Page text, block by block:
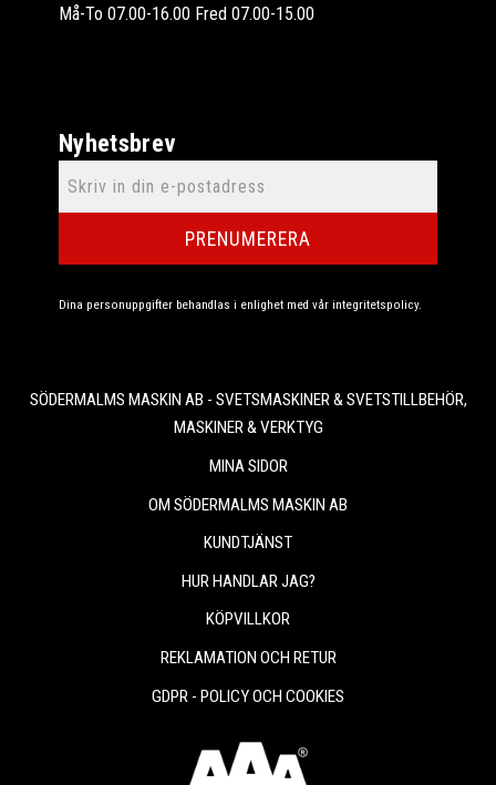
Må-To 07.00-16.00 Fred 07.00-15.00
Nyhetsbrev
PRENUMERERA
Dina personuppgifter behandlas i enlighet med vår integritetspolicy.
SÖDERMALMS MASKIN AB - SVETSMASKINER & SVETSTILLBEHÖR,
MASKINER & VERKTYG
MINA SIDOR
OM SÖDERMALMS MASKIN AB
KUNDTJÄNST
HUR HANDLAR JAG?
KÖPVILLKOR
REKLAMATION OCH RETUR
GDPR - POLICY OCH COOKIES